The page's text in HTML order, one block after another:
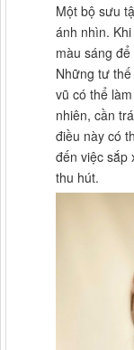
Một bộ sưu
ánh nhìn.
màu sáng
Những tư
vũ có thể
nhiên, cần
điều này có
đến việc sắp
thu hút.